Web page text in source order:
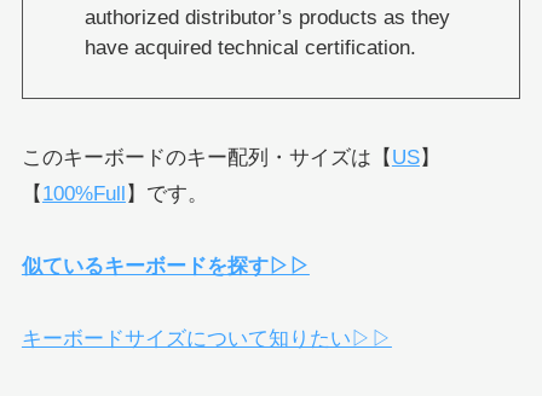
authorized distributor’s products as they
have acquired technical certification.
このキーボードのキー配列・サイズは【 US】
【 100%Full 】です。
似ているキーボードを探す▷▷
キーボードサイズについて知りたい▷▷